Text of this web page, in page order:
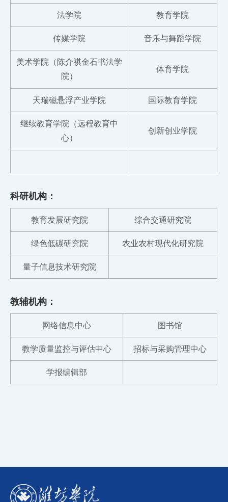
法学院 教育学院
传媒学院 音乐与舞蹈学院
美术学院（陈介祺金石书法学
院）
体育学院
天瑞磁悬浮产业学院 国际教育学院
继续教育学院（远程教育中
心）
创新创业学院
科研机构：
教育发展研究院 综合交通研究院
绿色低碳研究院 农业农村现代化研究院
量子信息技术研究院
教辅机构：
网络信息中心 图书馆
教学质量监控与评估中心 招标与采购管理中心
学报编辑部